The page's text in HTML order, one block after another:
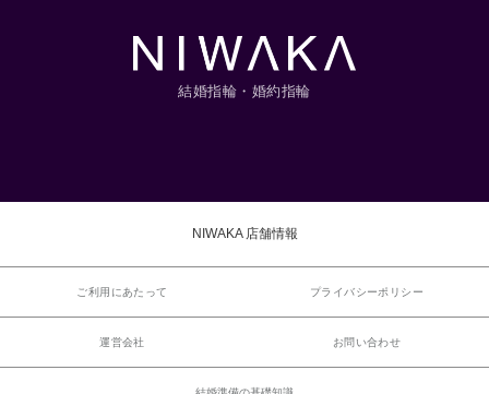
結婚指輪・婚約指輪
NIWAKA 店舗情報
ご利用にあたって プライバシーポリシー
運営会社 お問い合わせ